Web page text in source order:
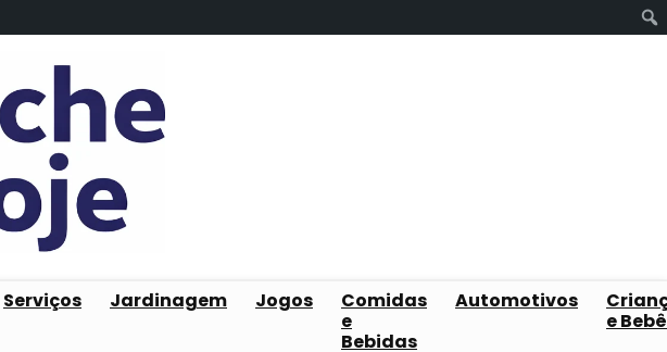
Serviços Jardinagem Jogos
Comidas
e
Bebidas
Automotivos
e